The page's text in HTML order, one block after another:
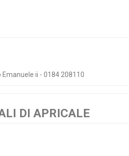
ii - 0184 208110
DI APRICALE